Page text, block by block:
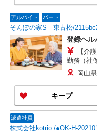
アルバイト パート
そんぽの家S 東古松/
登録ヘル
【介護福祉士】
勤務（社保
夜間（〜
祝日：時給1,890円〜
（ヘルパー1級・2
以上勤務
早朝夜間
が同時給
岡山
キープ
派遣社員
株式会社kotrio /●OK-H-